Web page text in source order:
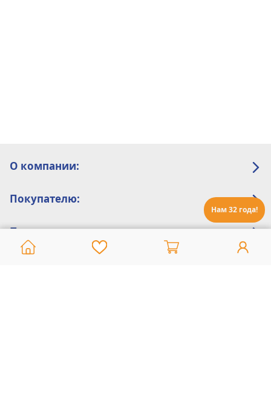
Нам 32 года!
О компании:
Покупателю:
Помощь: